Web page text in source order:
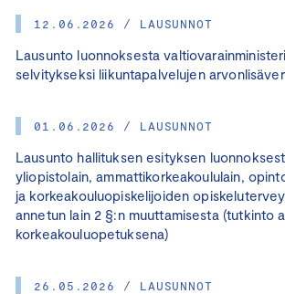
12.06.2026 / LAUSUNNOT
Lausunto luonnoksesta
selvitykseksi liikuntapalvelujen
01.06.2026 / LAUSUNNOT
Lausunto hallituksen esityksen
yliopistolain, ammattikorkeakoululain,
ja korkeakouluopiskelijoiden
annetun lain 2 §:n muuttamisesta (tutkinto
korkeakouluopetuksena)
26.05.2026 / LAUSUNNOT